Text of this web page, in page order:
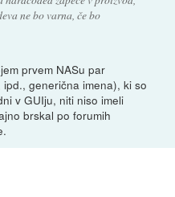
ne bo varna, če bo
prvem NASu par
generična imena), ki so
v GUIju, niti niso imeli
brskal po forumih